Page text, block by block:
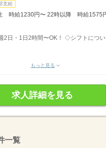
支給
時給1230円〜 22時以降 時給1575
2日・1日2時間〜OK！ ◇シフトにつ
もっと見る
求人詳細を見る
一覧